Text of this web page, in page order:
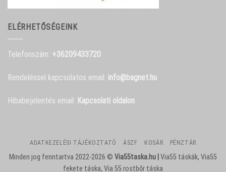
ELÉRHETŐSÉGEINK
Telefonszám: +36209433720
Rendeléssel kapcsolatos email: info@bagnet.hu
Hibabejelentés email: Kapcsolati oldalon
ADATKEZELÉSI TÁJÉKOZTATÓ ÁSZF KOSÁR PÉNZTÁR
Minden jog fenntartva 2022-2026 © Via55taska.hu | Via55 táskák, Via55
fekete táska, Via 55 rostbőr táska